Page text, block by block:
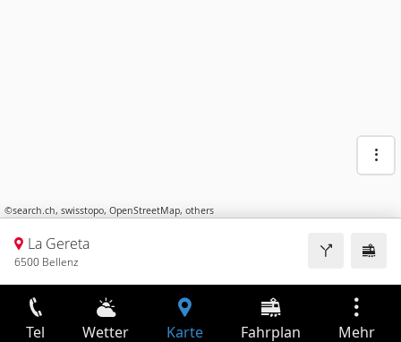
©search.ch, swisstopo, OpenStreetMap, others
La Gereta
6500 Bellenz
Tel Wetter Karte Fahrplan Mehr